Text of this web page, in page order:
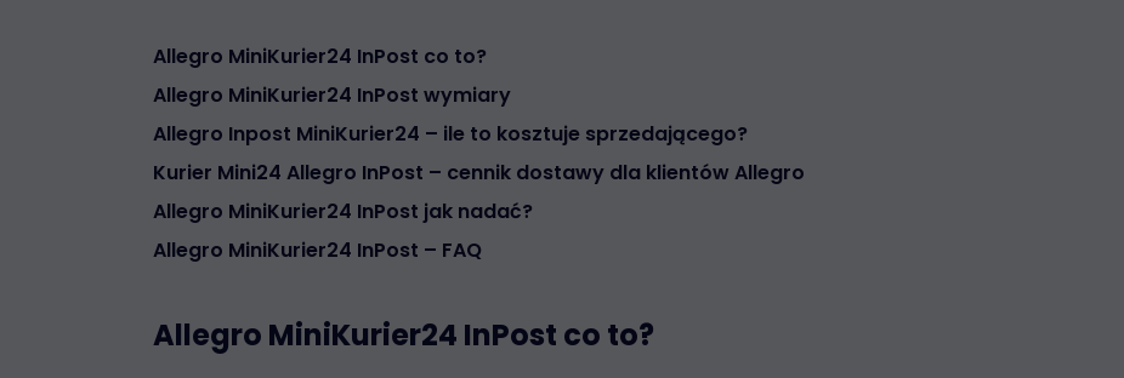
Allegro MiniKurier24 InPost co to?
Allegro MiniKurier24 InPost wymiary
Allegro Inpost MiniKurier24 – ile to kosztuje sprzedającego?
Kurier Mini24 Allegro InPost – cennik dostawy dla klientów Allegro
Allegro MiniKurier24 InPost jak nadać?
Allegro MiniKurier24 InPost – FAQ
Allegro MiniKurier24 InPost co to?